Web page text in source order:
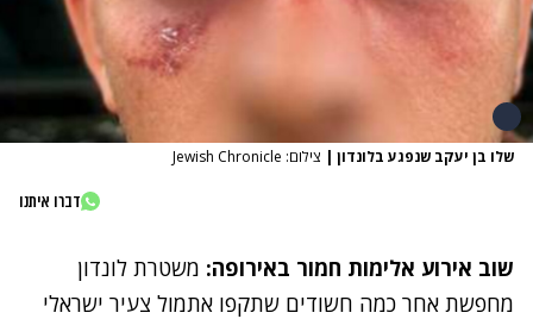
שלו בן יעקב שנפגע בלונדון | צילום: Jewish Chronicle
דברו איתנו
שוב אירוע אלימות חמור באירופה: משטרת לונדון
מחפשת אחר כמה חשודים שתקפו אתמול צעיר ישראלי